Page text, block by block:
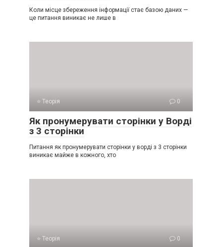
Коли місце збереження інформації стає базою даних —
це питання виникає не лише в
⭐ Теорія 0
Як пронумерувати сторінки у Ворді
з 3 сторінки
Питання як пронумерувати сторінки у ворді з 3 сторінки
виникає майже в кожного, хто
⭐ Теорія 0